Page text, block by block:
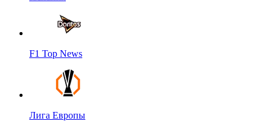
F1 Top News
Лига Европы